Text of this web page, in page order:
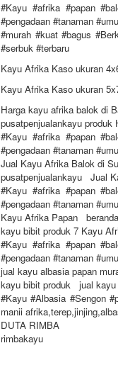
#Kayu #afrika #papan
#pengadaan #tanaman
#murah #kuat #bagus
#serbuk #terbaru
Kayu Afrika Kaso ukuran
Kayu Afrika Kaso ukuran
Harga kayu afrika balok di
pusatpenjualankayu
#Kayu #afrika #papan
#pengadaan #tanaman
Jual Kayu Afrika Balok di
pusatpenjualankayu Jual
#Kayu #afrika #papan
#pengadaan #tanaman
Kayu Afrika Papan beranda
kayu bibit produk 7 Kayu
#Kayu #afrika #papan
#pengadaan #tanaman
jual kayu albasia papan
kayu bibit produk jual kayu
#Kayu #Albasia #Sengon
manii
DUTA RIMBA
rimbakayu